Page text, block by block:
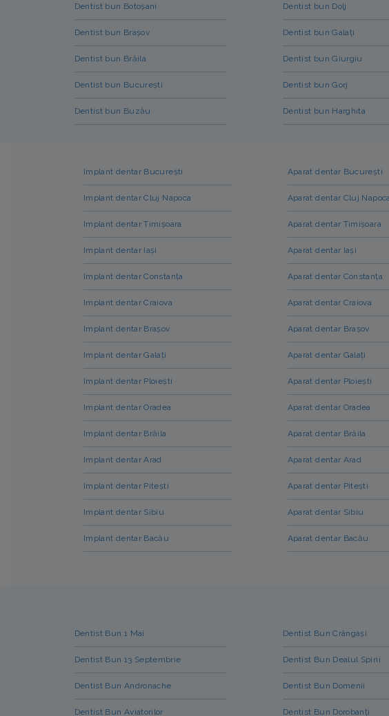
Dentist bun Botoșani
Dentist bun Brașov
Dentist bun Brăila
Dentist bun București
Dentist bun Buzău
Dentist bun Dolj
Dentist bun Galați
Dentist bun Giurgiu
Dentist bun Gorj
Dentist bun Harghita
Implant dentar București
Implant dentar Cluj Napoca
Implant dentar Timișoara
Implant dentar Iași
Implant dentar Constanța
Implant dentar Craiova
Implant dentar Brașov
Implant dentar Galați
Implant dentar Ploiești
Implant dentar Oradea
Implant dentar Brăila
Implant dentar Arad
Implant dentar Pitești
Implant dentar Sibiu
Implant dentar Bacău
Aparat dentar București
Aparat dentar Cluj Napoca
Aparat dentar Timișoara
Aparat dentar Iași
Aparat dentar Constanța
Aparat dentar Craiova
Aparat dentar Brașov
Aparat dentar Galați
Aparat dentar Ploiești
Aparat dentar Oradea
Aparat dentar Brăila
Aparat dentar Arad
Aparat dentar Pitești
Aparat dentar Sibiu
Aparat dentar Bacău
Dentist Bun 1 Mai
Dentist Bun 13 Septembrie
Dentist Bun Andronache
Dentist Bun Aviatorilor
Dentist Bun Crângași
Dentist Bun Dealul Spirii
Dentist Bun Domenii
Dentist Bun Dorobanți